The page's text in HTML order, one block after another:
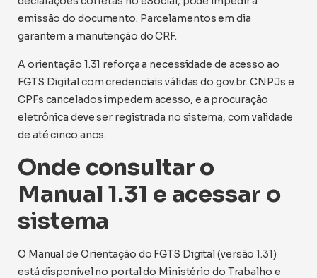
emissão do documento. Parcelamentos em dia
garantem a manutenção do CRF.
A orientação 1.31 reforça a necessidade de acesso ao
FGTS Digital com credenciais válidas do gov.br. CNPJs e
CPFs cancelados impedem acesso, e a procuração
eletrônica deve ser registrada no sistema, com validade
de até cinco anos.
Onde consultar o
Manual 1.31 e acessar o
sistema
O Manual de Orientação do FGTS Digital (versão 1.31)
está disponível no portal do Ministério do Trabalho e